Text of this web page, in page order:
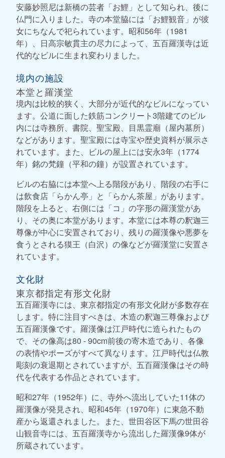
安藤妙照尼は新橋の芸者「お鯉」として知られ、後に
仏門に入りました。寺の本堂脇には「お鯉観音」が彼
女にちなんで祀られています。昭和56年（1981
年）、日高宗敏貫主の尽力によって、五百羅漢寺は近
代的なビルに生まれ変わりました。
境内の施設
本堂と羅漢堂
境内は比較的狭く、大部分が近代的なビルになってい
ます。公道に面した鉄筋コンクリート3階建てのビル
内には寺務所、書院、聖宝殿、目黒霊廟（屋内墓所）
などがあります。聖宝殿には寺宝や歴史資料が展示さ
れています。また、ビルの屋上には安永3年（1774
年）銘の梵鐘（平和の鐘）が設置されています。
ビルの右脇には本堂へ上る階段があり、階段の右手に
は飲食店「らかん亭」と「らかん茶屋」があります。
階段を上ると、右側には「コ」の字形の羅漢堂があ
り、その奥に本堂があります。本堂には本尊の釈迦三
尊像が中心に安置されており、残りの羅漢像や悪夢を
食うとされる獏王（白沢）の像などが羅漢堂に安置さ
れています。
文化財
東京都指定有形文化財
五百羅漢寺には、東京都指定の有形文化財が多数存在
します。特に注目すべきは、木造の釈迦三尊像および
五百羅漢像です。羅漢像は江戸時代に造られたもの
で、その像高は80 - 90cm前後の寄木造であり、各像
の表情やポーズがすべて異なります。江戸時代は仏教
彫刻の衰退期とされていますが、五百羅漢像はその時
代を代表する作品とされています。
昭和27年（1952年）に、寺外へ流出していた11体の
羅漢像が発見され、昭和45年（1970年）に東急不動
産から返還されました。また、世田谷区下馬の世田谷
山観音寺には、五百羅漢寺から流出した羅漢像9体が
所蔵されています。